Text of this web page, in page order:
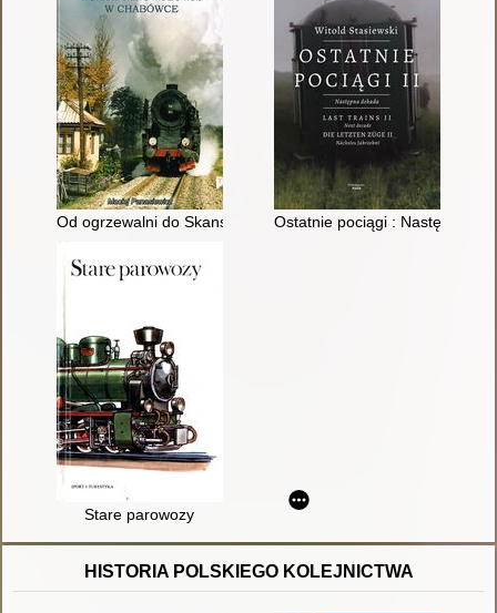
Od ogrzewalni do Skansenu czyli dzieje parawozowni w
Ostatnie pociągi : Następna
Stare parowozy
HISTORIA POLSKIEGO KOLEJNICTWA